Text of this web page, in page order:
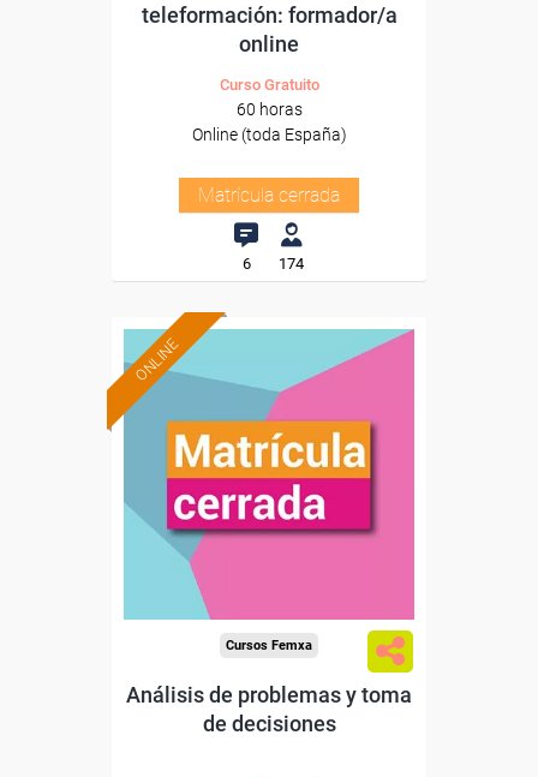
teleformación: formador/a
online
Curso Gratuito
60 horas
Online (toda España)
Matrícula cerrada
6 174
ONLINE
Cursos Femxa
Análisis de problemas y toma
de decisiones